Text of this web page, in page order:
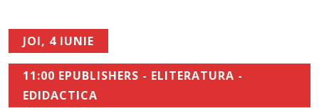
JOI, 4 IUNIE
11:00 EPUBLISHERS - ELITERATURA -
EDIDACTICA